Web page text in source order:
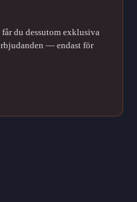
du dessutom exklusiva
— endast för